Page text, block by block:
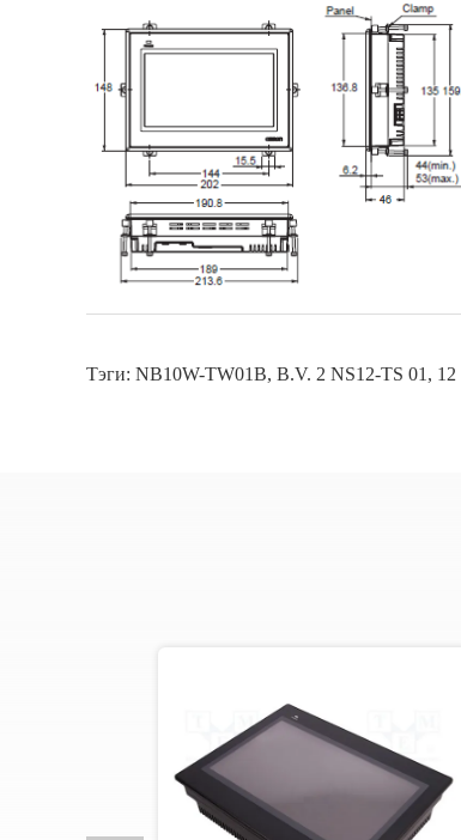
Тэги: NB10W-TW01B, B.V. 2 NS12-TS 01 , 12